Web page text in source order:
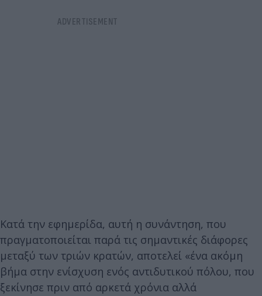
Κατά την εφημερίδα, αυτή η συνάντηση, που
πραγματοποιείται παρά τις σημαντικές διάφορες
μεταξύ των τριών κρατών, αποτελεί «ένα ακόμη
βήμα στην ενίσχυση ενός αντιδυτικού πόλου, που
ξεκίνησε πριν από αρκετά χρόνια αλλά